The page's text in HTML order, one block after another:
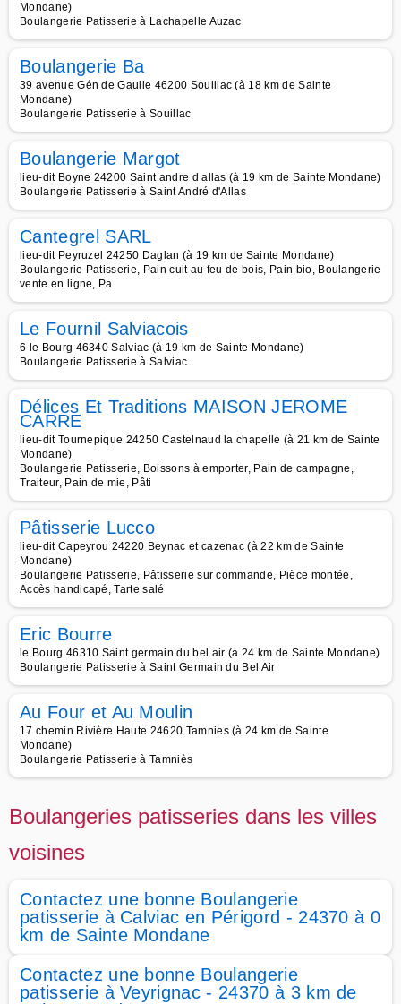
Mondane)
Boulangerie Patisserie à Lachapelle Auzac
Boulangerie Ba
39 avenue Gén de Gaulle 46200 Souillac (à 18 km de Sainte
Mondane)
Boulangerie Patisserie à Souillac
Boulangerie Margot
lieu-dit Boyne 24200 Saint andre d allas (à 19 km de Sainte Mondane)
Boulangerie Patisserie à Saint André d'Allas
Cantegrel SARL
lieu-dit Peyruzel 24250 Daglan (à 19 km de Sainte Mondane)
Boulangerie Patisserie, Pain cuit au feu de bois, Pain bio, Boulangerie
vente en ligne, Pa
Le Fournil Salviacois
6 le Bourg 46340 Salviac (à 19 km de Sainte Mondane)
Boulangerie Patisserie à Salviac
Délices Et Traditions MAISON JEROME
CARRE
lieu-dit Tournepique 24250 Castelnaud la chapelle (à 21 km de Sainte
Mondane)
Boulangerie Patisserie, Boissons à emporter, Pain de campagne,
Traiteur, Pain de mie, Pâti
Pâtisserie Lucco
lieu-dit Capeyrou 24220 Beynac et cazenac (à 22 km de Sainte
Mondane)
Boulangerie Patisserie, Pâtisserie sur commande, Pièce montée,
Accès handicapé, Tarte salé
Eric Bourre
le Bourg 46310 Saint germain du bel air (à 24 km de Sainte Mondane)
Boulangerie Patisserie à Saint Germain du Bel Air
Au Four et Au Moulin
17 chemin Rivière Haute 24620 Tamnies (à 24 km de Sainte
Mondane)
Boulangerie Patisserie à Tamniès
Boulangeries patisseries dans les villes
voisines
Contactez une bonne Boulangerie
patisserie à Calviac en Périgord - 24370 à 0
km de Sainte Mondane
Contactez une bonne Boulangerie
patisserie à Veyrignac - 24370 à 3 km de